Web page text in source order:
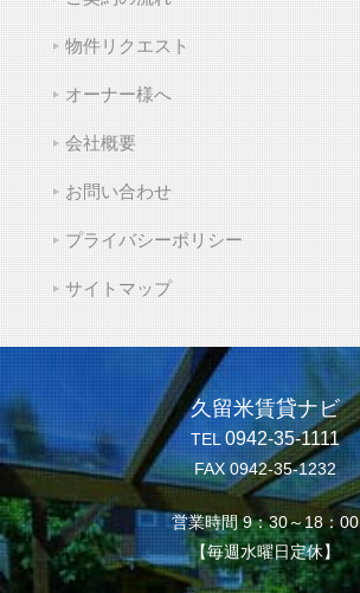
物件リクエスト
オーナー様へ
会社概要
お問い合わせ
プライバシーポリシー
サイトマップ
久留米賃貸ナビ
TEL 0942-35-1111
FAX 0942-35-1232
営業時間 9：30～18：00
【毎週水曜日定休】